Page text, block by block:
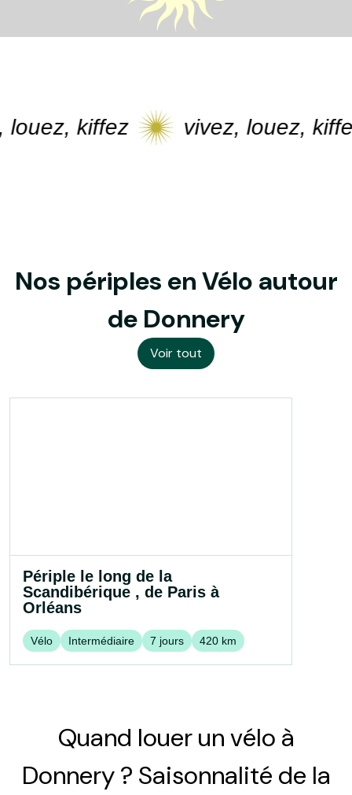
kiffez vivez, louez, kiffez
Nos périples en Vélo autour
de Donnery
Voir tout
Périple le long de la
Scandibérique , de Paris à
Orléans
Vélo Intermédiaire 7 jours 420 km
Quand louer un vélo à
Donnery ? Saisonnalité de la